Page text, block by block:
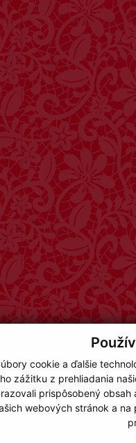
cookie a ďalšie
zážitku z prehliadania
prispôsobený obsah
webových stránok a